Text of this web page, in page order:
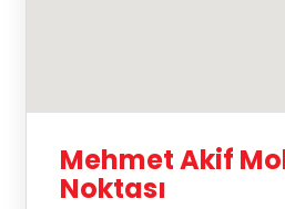
Mehmet Akif
Noktası